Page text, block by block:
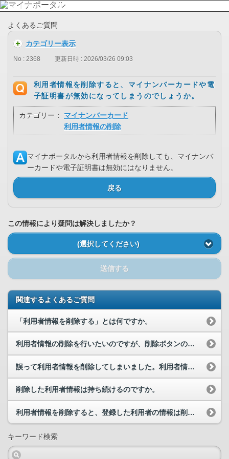
よくあるご質問
カテゴリー表示
No : 2368 更新日時 : 2026/03/26 09:03
利用者情報を削除すると、マイナンバーカードや電
子証明書が無効になってしまうのでしょうか。
カテゴリー：
マイナンバーカード
利用者情報の削除
マイナポータルから利用者情報を削除しても、マイナンバ
ーカードや電子証明書は無効にはなりません。
戻る
この情報により疑問は解決しましたか？
(選択してください)
送信する
関連するよくあるご質問
「利用者情報を削除する」とは何ですか。
利用者情報の削除を行いたいのですが、削除ボタンの場所が分かりません。
誤って利用者情報を削除してしまいました。利用者情報を戻すことは可能ですか。
削除した利用者情報は持ち続けるのですか。
利用者情報を削除すると、登録した利用者の情報は削除されるのですか。また、利用者情報が削除された...
キーワード検索